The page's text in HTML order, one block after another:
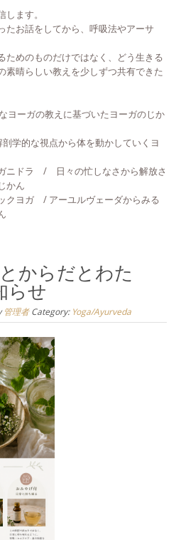
ます。
たお話をしてから、呼吸法やアーサ
ためのものだけではなく、どう生きる
素晴らしい教えを少しずつ共有できた
ヨーガの教えに基づいたヨーガのじか
学的な視点から体を動かしていくヨ
ニドラ / 日々の忙しなさから解放さ
かん
クヨガ / アーユルヴェーダからみる
からだとわた
らせ
管理者Category: Yoga/Ayurveda